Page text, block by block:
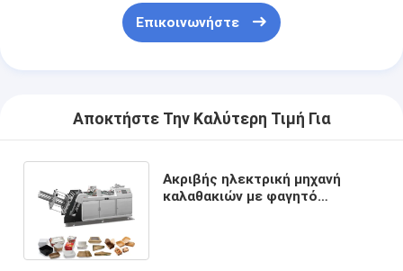
Επικοινωνήστε
Αποκτήστε Την Καλύτερη Τιμή Για
Ακριβής ηλεκτρική μηχανή
καλαθακιών με φαγητό